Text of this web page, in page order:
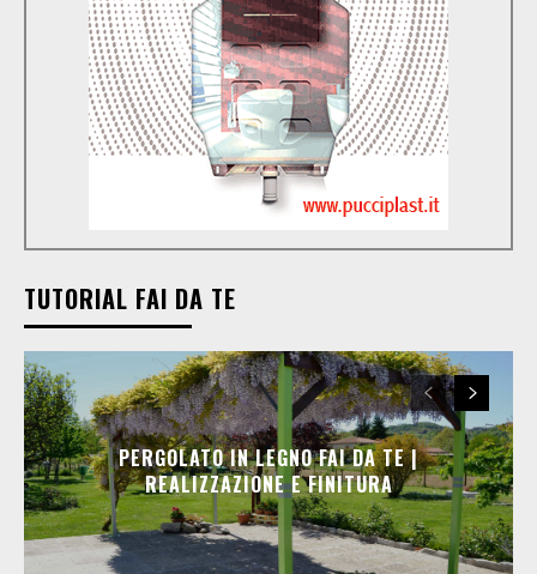
TUTORIAL FAI DA TE
PERGOLATO IN LEGNO FAI DA TE |
REALIZZAZIONE E FINITURA